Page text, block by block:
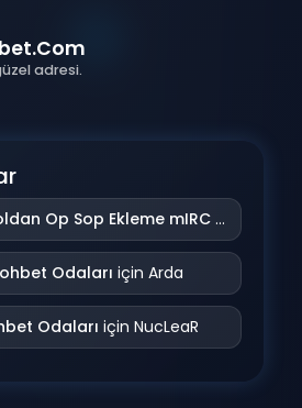
adresi.
Kanala Kısa Yoldan Op Sop Ekleme mIRC Addonu
Odaları için Arda
Odaları için NucLeaR